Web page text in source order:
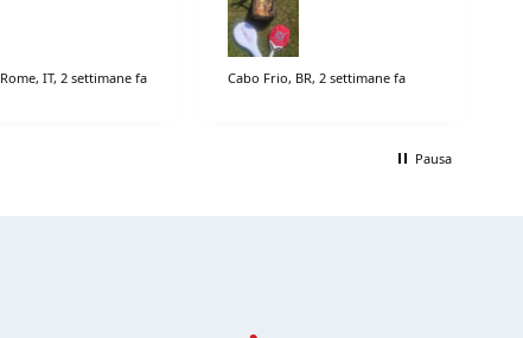
Rome, IT, 2 settimane fa Cabo Frio, BR, 2 settimane fa
Pausa